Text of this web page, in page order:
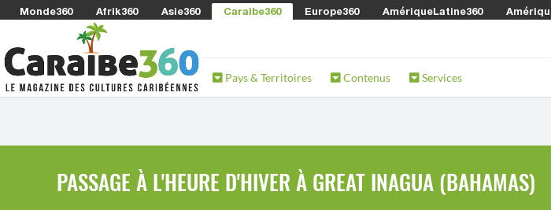
Monde360 Afrik360 Asie360 Caraibe360 Europe360 AmériqueLatine360
Pays & Territoires Contenus Services
PASSAGE À L'HEURE D'HIVER À GREAT INAGUA (BAHAMAS)